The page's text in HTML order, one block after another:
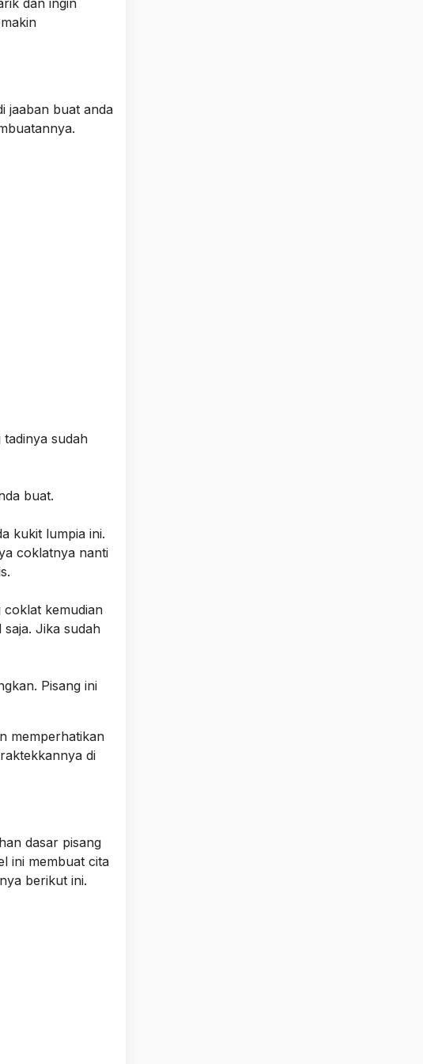
dan ingin
jaaban buat anda
sudah
buat.
kukit lumpia ini.
coklatnya nanti
coklat kemudian
Jika sudah
Pisang ini
memperhatikan
di
dasar pisang
ini membuat cita
berikut ini.